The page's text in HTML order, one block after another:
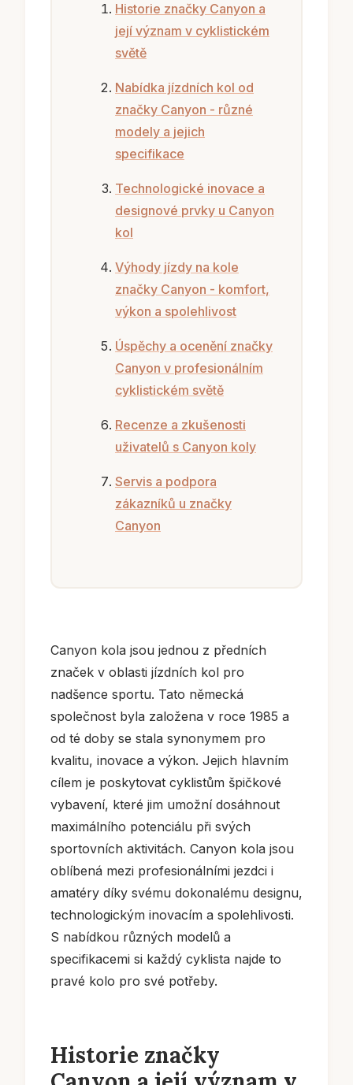
Historie značky Canyon a
její význam v cyklistickém
světě
Nabídka jízdních kol od
značky Canyon - různé
modely a jejich
specifikace
Technologické inovace a
designové prvky u Canyon
kol
Výhody jízdy na kole
značky Canyon - komfort,
výkon a spolehlivost
Úspěchy a ocenění značky
Canyon v profesionálním
cyklistickém světě
Recenze a zkušenosti
uživatelů s Canyon koly
Servis a podpora
zákazníků u značky
Canyon
Canyon kola jsou jednou z předních
značek v oblasti jízdních kol pro
nadšence sportu. Tato německá
společnost byla založena v roce 1985 a
od té doby se stala synonymem pro
kvalitu, inovace a výkon. Jejich hlavním
cílem je poskytovat cyklistům špičkové
vybavení, které jim umožní dosáhnout
maximálního potenciálu při svých
sportovních aktivitách. Canyon kola jsou
oblíbená mezi profesionálními jezdci i
amatéry díky svému dokonalému designu,
technologickým inovacím a spolehlivosti.
S nabídkou různých modelů a
specifikacemi si každý cyklista najde to
pravé kolo pro své potřeby.
Historie značky